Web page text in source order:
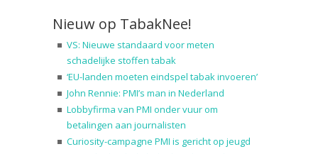
Nieuw op TabakNee!
VS: Nieuwe standaard voor meten
schadelijke stoffen tabak
‘EU-landen moeten eindspel tabak invoeren’
John Rennie: PMI’s man in Nederland
Lobbyfirma van PMI onder vuur om
betalingen aan journalisten
Curiosity-campagne PMI is gericht op jeugd